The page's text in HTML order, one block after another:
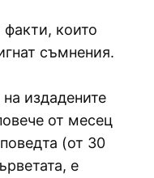
факти, които
съмнения.
издадените
от месец
(от 30
е